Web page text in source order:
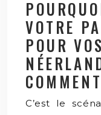
VOTRE
POUR
C’est le